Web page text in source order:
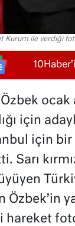
ile verdiği
ocak
için
için bir
Özbek’in
hareket